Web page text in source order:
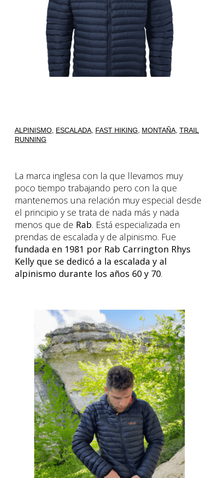
ALPINISMO ESCALADA FAST HIKING MONTAÑA TRAIL
RUNNING
La marca inglesa con la que llevamos muy
poco tiempo trabajando pero con la que
mantenemos una relación muy especial desde
el principio y se trata de nada más y nada
menos que de Rab. Está especializada en
prendas de escalada y de alpinismo. Fue
fundada en 1981 por Rab Carrington Rhys
Kelly que se dedicó a la escalada y al
alpinismo durante los años 60 y 70.